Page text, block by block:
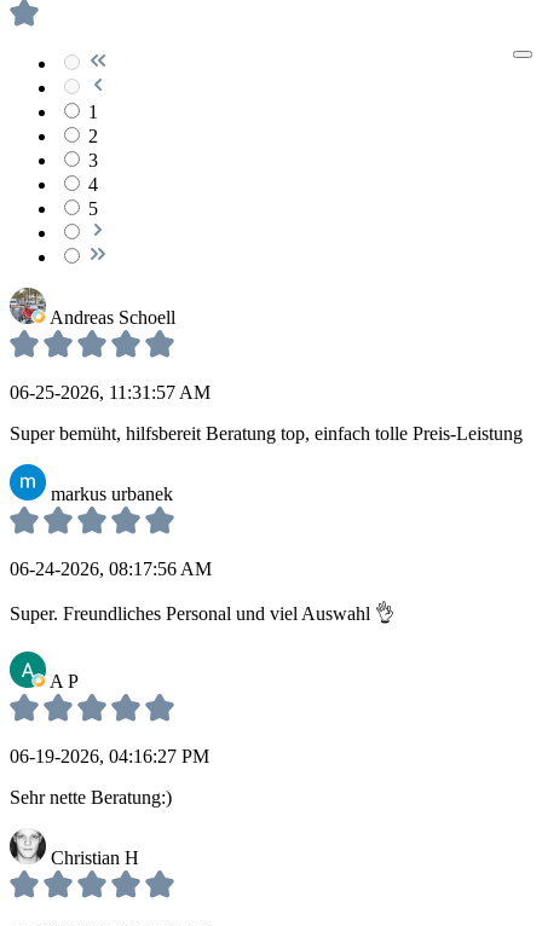
1
2
3
4
5
Andreas Schoell
06-25-2026, 11:31:57 AM
Super bemüht, hilfsbereit Beratung top, einfach tolle Preis-Leistung
markus urbanek
06-24-2026, 08:17:56 AM
Super. Freundliches Personal und viel Auswahl 👌
A P
06-19-2026, 04:16:27 PM
Sehr nette Beratung:)
Christian H